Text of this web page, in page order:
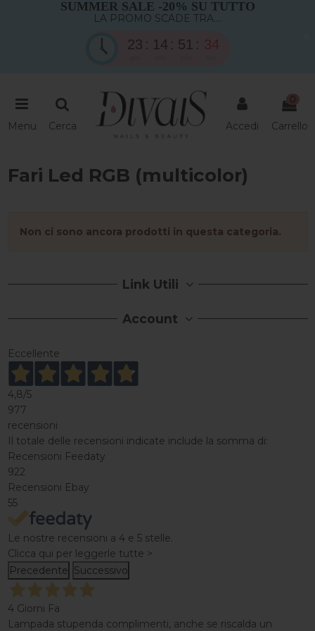
SUMMER SALE -20% SU TUTTO
LA PROMO SCADE TRA....
23 14 51 33
Menu Cerca Accedi
0
Carrello
Fari Led RGB (multicolor)
Non ci sono ancora prodotti in questa categoria.
Link Utili
Account
Eccellente
4,8/5
977
recensioni
Il totale delle recensioni indicate include la somma di:
Recensioni Feedaty
922
Recensioni Ebay
55
Le nostre recensioni a 4 e 5 stelle.
Clicca qui per leggerle tutte >
Precedente Successivo
4 Giorni Fa
Lampada stupenda complimenti, anche se riscalda un